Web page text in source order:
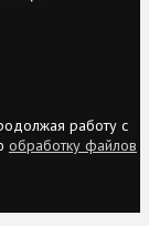
работу с
обработку файлов